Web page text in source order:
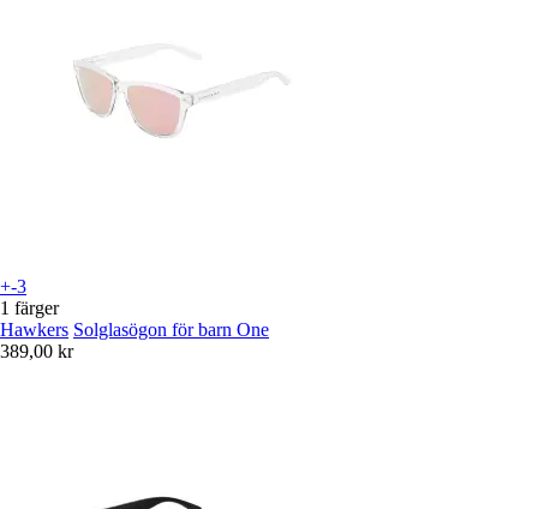
+-3
1 färger
Hawkers Solglasögon för barn One
389,00 kr